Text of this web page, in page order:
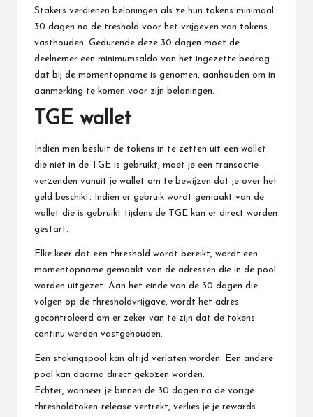
Stakers verdienen beloningen als ze hun tokens minimaal
30 dagen na de treshold voor het vrijgeven van tokens
vasthouden. Gedurende deze 30 dagen moet de
deelnemer een minimumsaldo van het ingezette bedrag
dat bij de momentopname is genomen, aanhouden om in
aanmerking te komen voor zijn beloningen.
TGE wallet
Indien men besluit de tokens in te zetten uit een wallet
die niet in de TGE is gebruikt, moet je een transactie
verzenden vanuit je wallet om te bewijzen dat je over het
geld beschikt. Indien er gebruik wordt gemaakt van de
wallet die is gebruikt tijdens de TGE kan er direct worden
gestart.
Elke keer dat een threshold wordt bereikt, wordt een
momentopname gemaakt van de adressen die in de pool
worden uitgezet. Aan het einde van de 30 dagen die
volgen op de thresholdvrijgave, wordt het adres
gecontroleerd om er zeker van te zijn dat de tokens
continu werden vastgehouden.
Een stakingspool kan altijd verlaten worden. Een andere
pool kan daarna direct gekozen worden.
Echter, wanneer je binnen de 30 dagen na de vorige
thresholdtoken-release vertrekt, verlies je je rewards.